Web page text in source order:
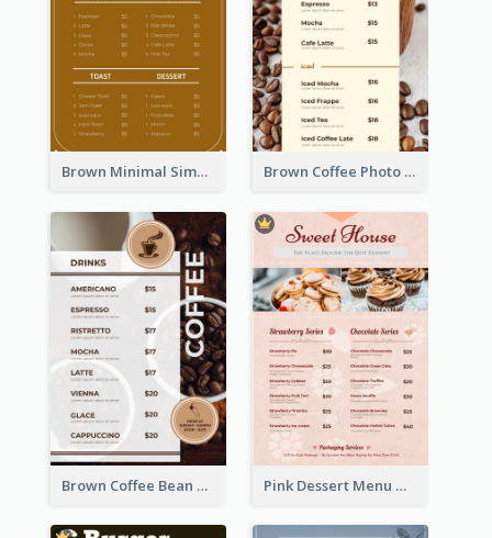
Brown Minimal Simple Cafe Menu Brown Coffee Photo Coffee Shop Menu
Brown Coffee Bean Background Café Menu Pink Dessert Menu With Two Column